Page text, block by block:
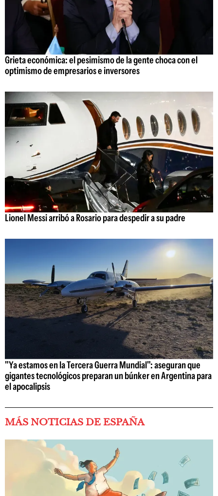
Grieta económica: el pesimismo de la gente choca con el
optimismo de empresarios e inversores
Lionel Messi arribó a Rosario para despedir a su padre
"Ya estamos en la Tercera Guerra Mundial": aseguran que
gigantes tecnológicos preparan un búnker en Argentina para
el apocalipsis
MÁS NOTICIAS DE ESPAÑA